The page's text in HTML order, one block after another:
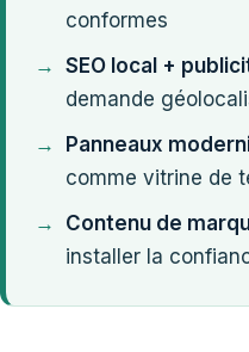
conformes
SEO local +
demande
Panneaux
comme vitrine de
Contenu de
installer la